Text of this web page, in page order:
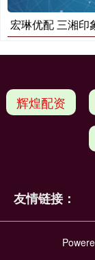
宏琳优配 三湘印
辉煌配资
友情链接：